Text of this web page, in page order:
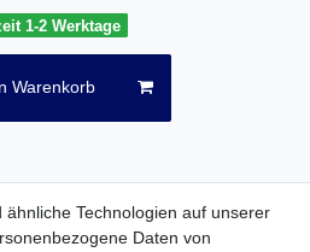
1-2 Werktage
Warenkorb
Technologien auf unserer
Daten von